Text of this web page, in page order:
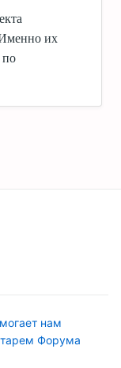
их
по
нам
Форума